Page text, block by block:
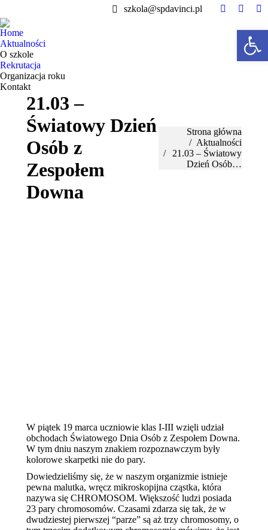
szkola@spdavinci.pl
Facebook
pagepage
opens
in
in
Home
Aktualności
O szkole
Rekrutacja
Organizacja roku
Kontakt
21.03 –
Światowy Dzień
Osób z
Zespołem
Downa
Jesteś tutaj:Strona główna
Aktualności
21.03 – Światowy
Dzień Osób…
W piątek 19 marca uczniowie klas I-III wzięli udział
obchodach Światowego Dnia Osób z Zespołem Downa.
W tym dniu naszym znakiem rozpoznawczym były
kolorowe skarpetki nie do pary.
Dowiedzieliśmy się, że w naszym organizmie istnieje
pewna malutka, wręcz mikroskopijna cząstka, która
nazywa się CHROMOSOM. Większość ludzi posiada
23 pary chromosomów. Czasami zdarza się tak, że w
dwudziestej pierwszej “parze” są aż trzy chromosomy, o